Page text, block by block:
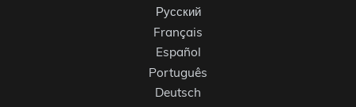
Русский
Français
Español
Português
Deutsch